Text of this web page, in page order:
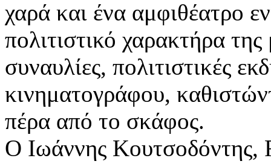
χαρά και ένα αμφιθέατρο
πολιτιστικό χαρακτήρα
συναυλίες, πολιτιστικές
κινηματογράφου,
πέρα από το σκάφος.
Ο Ιωάννης